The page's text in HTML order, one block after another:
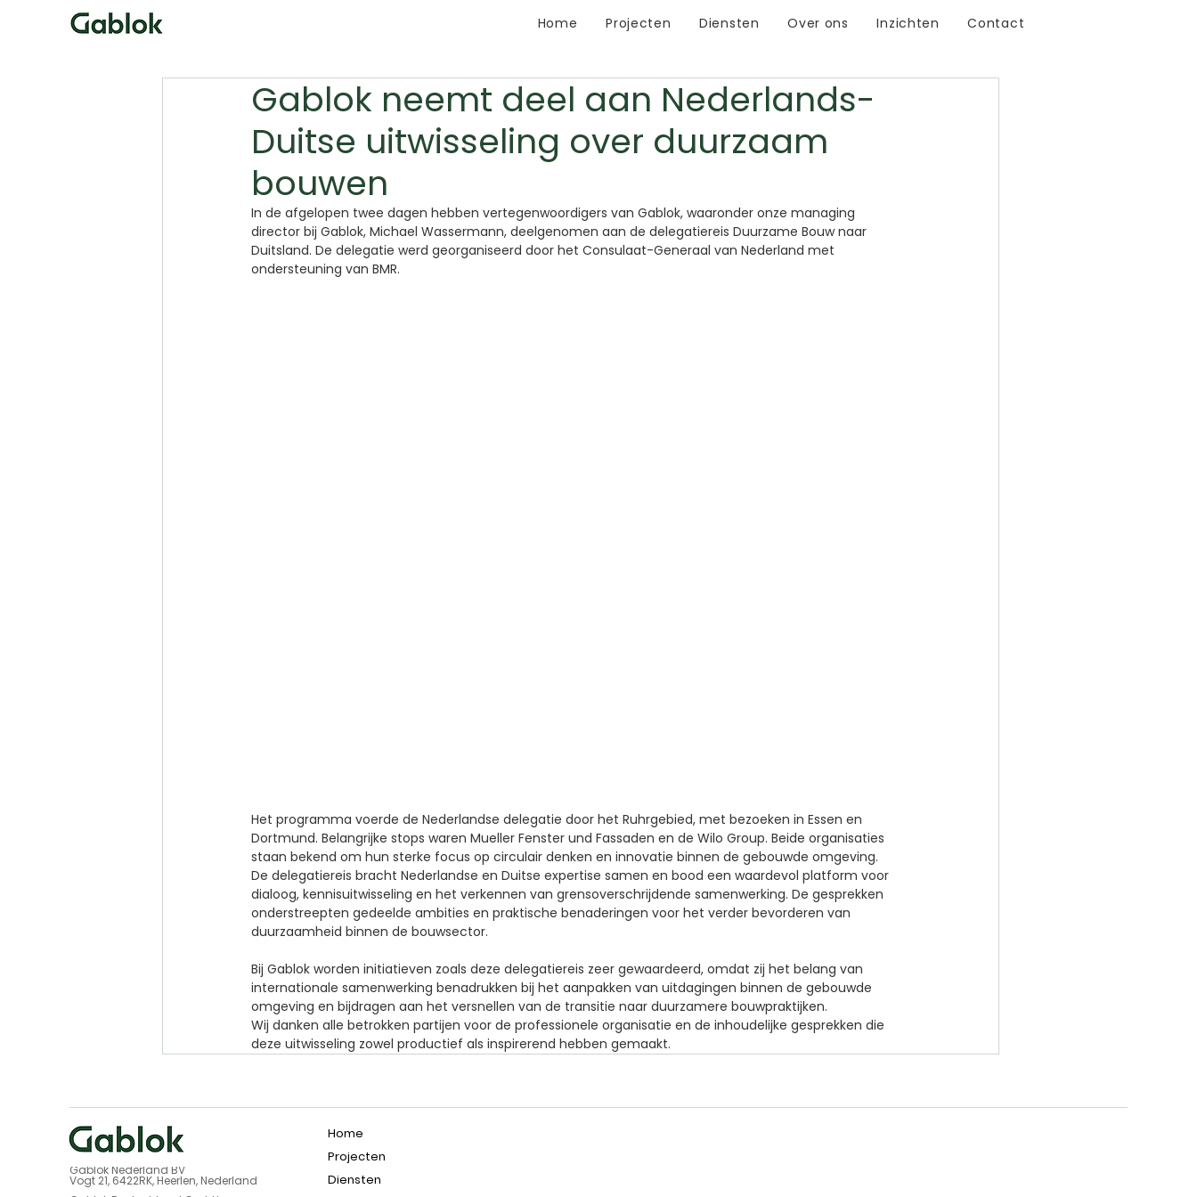
Home Projecten Diensten Over ons Inzichten Contact
Gablok neemt deel aan Nederlands-
Duitse uitwisseling over duurzaam
bouwen
In de afgelopen twee dagen hebben vertegenwoordigers van Gablok, waaronder onze managing
director bij Gablok, Michael Wassermann, deelgenomen aan de delegatiereis Duurzame Bouw naar
Duitsland. De delegatie werd georganiseerd door het Consulaat-Generaal van Nederland met
ondersteuning van BMR.
Het programma voerde de Nederlandse delegatie door het Ruhrgebied, met bezoeken in Essen en
Dortmund. Belangrijke stops waren Mueller Fenster und Fassaden en de Wilo Group. Beide organisaties
staan bekend om hun sterke focus op circulair denken en innovatie binnen de gebouwde omgeving.
De delegatiereis bracht Nederlandse en Duitse expertise samen en bood een waardevol platform voor
dialoog, kennisuitwisseling en het verkennen van grensoverschrijdende samenwerking. De gesprekken
onderstreepten gedeelde ambities en praktische benaderingen voor het verder bevorderen van
duurzaamheid binnen de bouwsector.
Bij Gablok worden initiatieven zoals deze delegatiereis zeer gewaardeerd, omdat zij het belang van
internationale samenwerking benadrukken bij het aanpakken van uitdagingen binnen de gebouwde
omgeving en bijdragen aan het versnellen van de transitie naar duurzamere bouwpraktijken.
Wij danken alle betrokken partijen voor de professionele organisatie en de inhoudelijke gesprekken die
deze uitwisseling zowel productief als inspirerend hebben gemaakt.
Gablok Nederland BV
Vogt 21, 6422RK, Heerlen, Nederland
Home
Projecten
Diensten